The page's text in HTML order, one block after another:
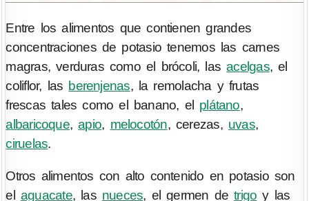
Entre los alimentos que contienen grandes
concentraciones de potasio tenemos las carnes
magras, verduras como el brócoli, lasacelgas, el
coliflor, las berenjenas, la remolacha y frutas
frescas tales como el banano, el plátano,
albaricoque,apio, melocotón, cerezas, uvas,
ciruelas.
Otros alimentos con alto contenido en potasio son
el aguacate, las nueces, el germen detrigo y las